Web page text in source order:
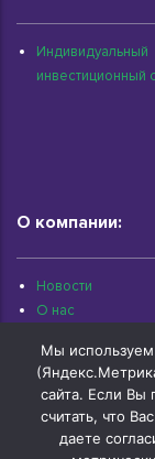
Индивидуальный
инвестиционный
О компании:
Новости
О нас
Контакты
Архив
Мы
сайта. Если Вы
считать, что
даете